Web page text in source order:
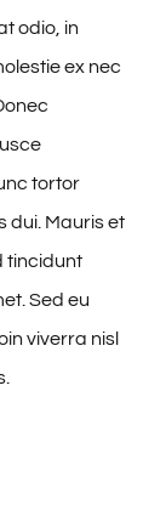
odio, in
ex nec
tortor
dui. Mauris et
tincidunt
Sed eu
viverra nisl